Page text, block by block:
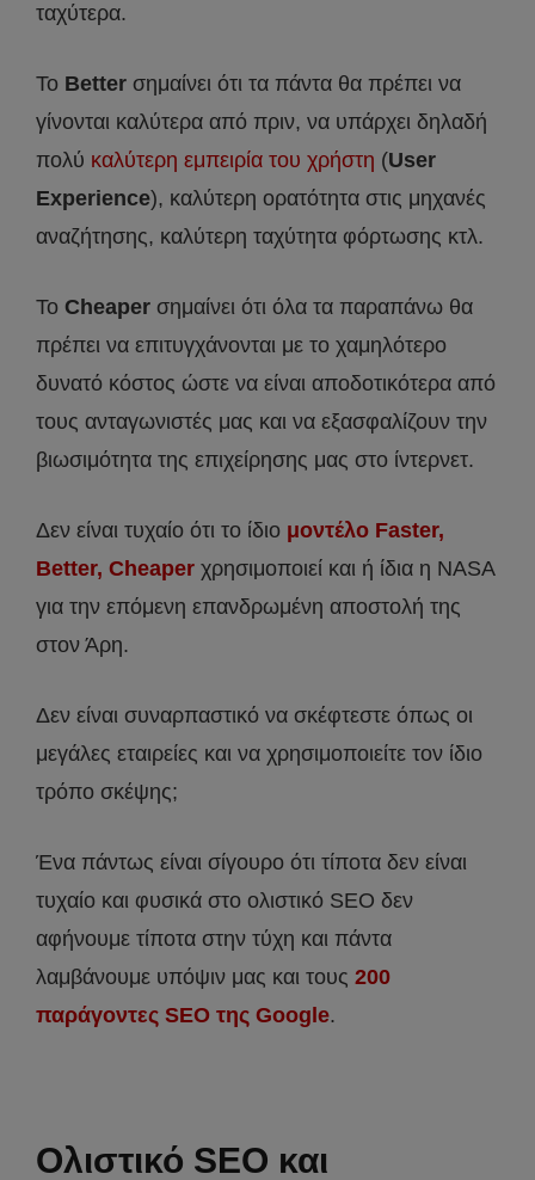
ταχύτερα.
Το Better σημαίνει ότι τα πάντα θα πρέπει να
γίνονται καλύτερα από πριν, να υπάρχει δηλαδή
πολύ καλύτερη εμπειρία του χρήστη (User
Experience), καλύτερη ορατότητα στις μηχανές
αναζήτησης, καλύτερη ταχύτητα φόρτωσης κτλ.
Το Cheaper σημαίνει ότι όλα τα παραπάνω θα
πρέπει να επιτυγχάνονται με το χαμηλότερο
δυνατό κόστος ώστε να είναι αποδοτικότερα από
τους ανταγωνιστές μας και να εξασφαλίζουν την
βιωσιμότητα της επιχείρησης μας στο ίντερνετ.
Δεν είναι τυχαίο ότι το ίδιο μοντέλο Faster,
Better, Cheaper χρησιμοποιεί και ή ίδια η NASA
για την επόμενη επανδρωμένη αποστολή της
στον Άρη.
Δεν είναι συναρπαστικό να σκέφτεστε όπως οι
μεγάλες εταιρείες και να χρησιμοποιείτε τον ίδιο
τρόπο σκέψης;
Ένα πάντως είναι σίγουρο ότι τίποτα δεν είναι
τυχαίο και φυσικά στο ολιστικό SEO δεν
αφήνουμε τίποτα στην τύχη και πάντα
λαμβάνουμε υπόψιν μας και τους 200
παράγοντες SEO της Google.
Ολιστικό SEO και